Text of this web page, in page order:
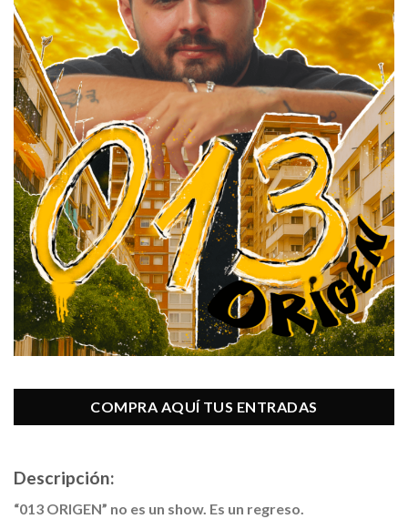
COMPRA AQUÍ TUS ENTRADAS
Descripción:
“013 ORIGEN” no es un show. Es un regreso.